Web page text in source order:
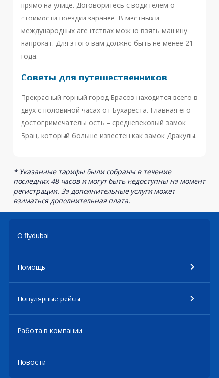
прямо на улице. Договоритесь с водителем о
стоимости поездки заранее. В местных и
международных агентствах можно взять машину
напрокат. Для этого вам должно быть не менее 21
года.
Советы для путешественников
Прекрасный горный город Брасов находится всего в
двух с половиной часах от Бухареста. Главная его
достопримечательность – средневековый замок
Бран, который больше известен как замок Дракулы.
* Указанные тарифы были собраны в течение
последних 48 часов и могут быть недоступны на момент
регистрации. За дополнительные услуги может
взиматься дополнительная плата.
О flydubai
Помощь
Популярные рейсы
Работа в компании
Новости